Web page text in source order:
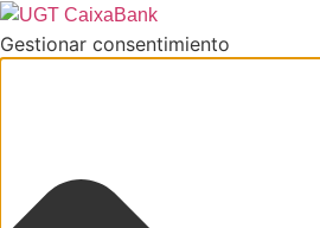
Gestionar consentimiento